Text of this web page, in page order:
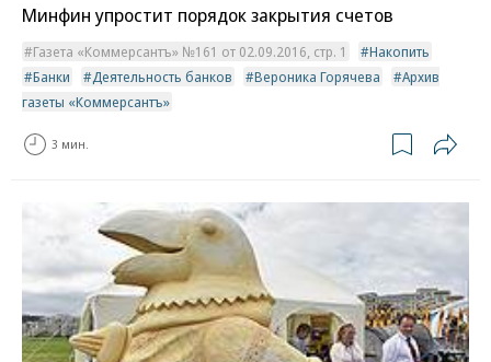
Минфин упростит порядок закрытия счетов
Газета «Коммерсантъ» №161 от 02.09.2016, стр. 1
Накопить
Банки
Деятельность банков Вероника Горячева
Архив
газеты «Коммерсантъ»
3 мин.